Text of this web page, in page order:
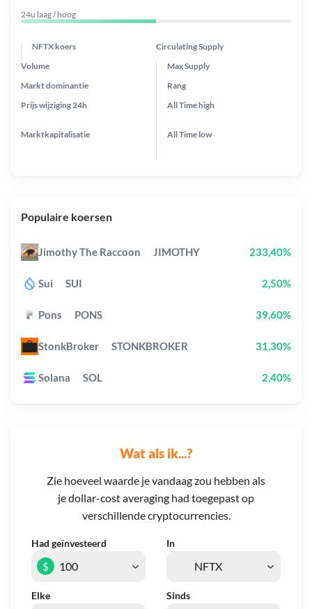
Wat als ik...?
Zie hoeveel waarde je vandaag zou hebben als
je dollar-cost averaging had toegepast op
verschillende cryptocurrencies.
Had geïnvesteerd In
Elke Sinds
$
24u laag / hoog
NFTX koers Circulating Supply
Prijs wijziging 24h
Max Supply
Markt dominantie
Marktkapitalisatie
Volume
Rang
All Timehigh
All Time low
Populaire koersen
Jimothy The Raccoon JIMOTHY 233,40%
Sui SUI 2,50%
Pons PONS 39,60%
StonkBroker STONKBROKER 31,30%
Solana SOL 2,40%